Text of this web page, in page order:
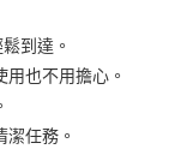
式。 讓您購物簡單
到達。
也不用擔心。
任務。